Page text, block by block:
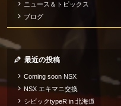
ニュース＆トピックス
ブログ
最近の投稿
Coming soon NSX
NSX エキマニ交換
シビックtypeR in 北海道